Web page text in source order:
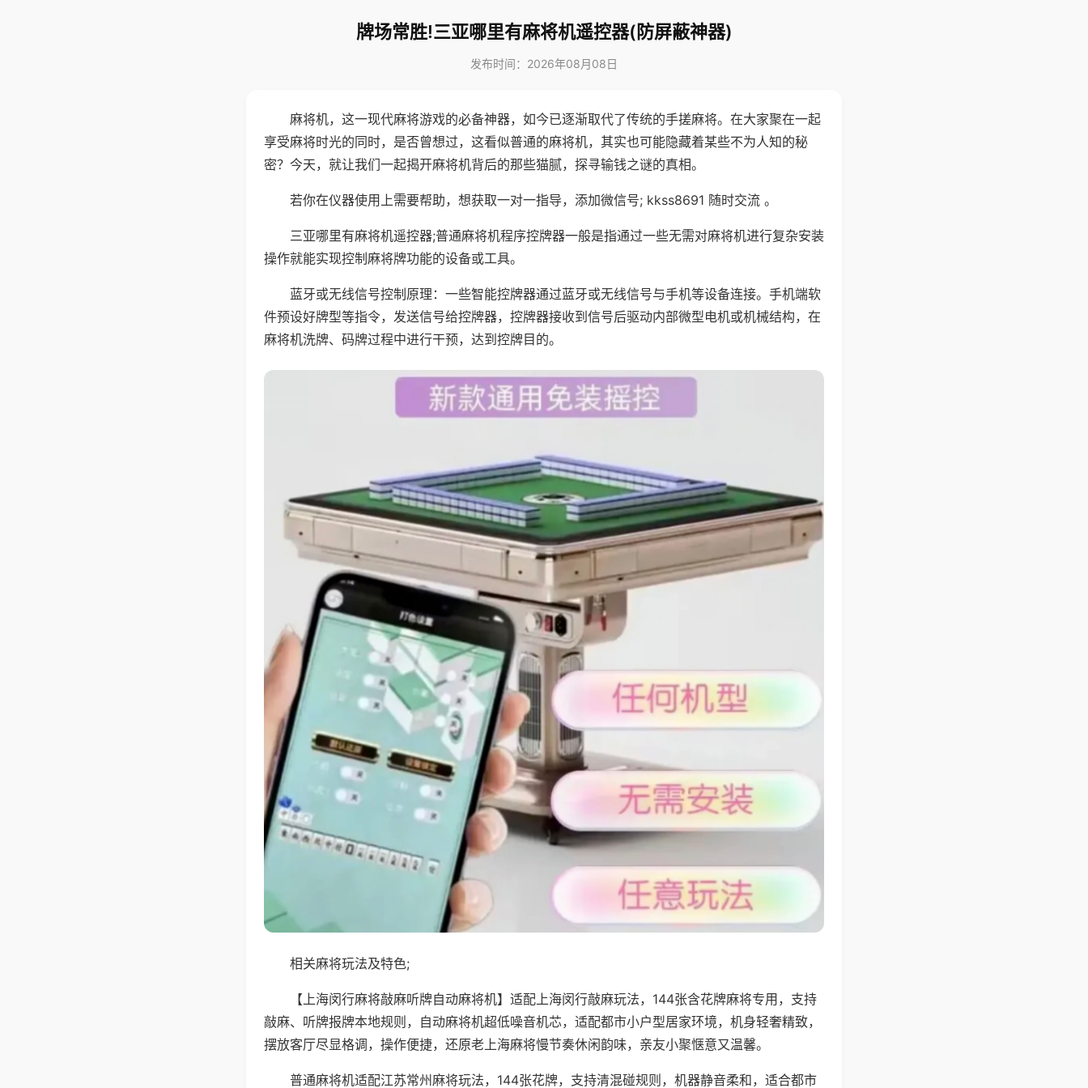
牌场常胜!三亚哪里有麻将机遥控器(防屏蔽神器)
发布时间：2026年08月08日
麻将机，这一现代麻将游戏的必备神器，如今已逐渐取代了传统的手搓麻将。在大家聚在一起
享受麻将时光的同时，是否曾想过，这看似普通的麻将机，其实也可能隐藏着某些不为人知的秘
密？今天，就让我们一起揭开麻将机背后的那些猫腻，探寻输钱之谜的真相。
若你在仪器使用上需要帮助，想获取一对一指导，添加微信号; kkss8691 随时交流 。
三亚哪里有麻将机遥控器;普通麻将机程序控牌器一般是指通过一些无需对麻将机进行复杂安装
操作就能实现控制麻将牌功能的设备或工具。
蓝牙或无线信号控制原理：一些智能控牌器通过蓝牙或无线信号与手机等设备连接。手机端软
件预设好牌型等指令，发送信号给控牌器，控牌器接收到信号后驱动内部微型电机或机械结构，在
麻将机洗牌、码牌过程中进行干预，达到控牌目的。
相关麻将玩法及特色;
【上海闵行麻将敲麻听牌自动麻将机】适配上海闵行敲麻玩法，144张含花牌麻将专用，支持
敲麻、听牌报牌本地规则，自动麻将机超低噪音机芯，适配都市小户型居家环境，机身轻奢精致，
摆放客厅尽显格调，操作便捷，还原老上海麻将慢节奏休闲韵味，亲友小聚惬意又温馨。
普通麻将机适配江苏常州麻将玩法，144张花牌，支持清混碰规则，机器静音柔和，适合都市